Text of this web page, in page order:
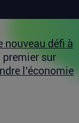
nouveau défi à
premier sur
l’économie